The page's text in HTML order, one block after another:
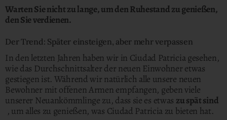
Warten Sie nicht zu lange, um den Ruhestand zu genießen,
den Sie verdienen.
Der Trend: Später einsteigen, aber mehr verpassen
In den letzten Jahren haben wir in Ciudad Patricia gesehen,
wie das Durchschnittsalter der neuen Einwohner etwas
gestiegen ist. Während wir natürlich alle unsere neuen
Bewohner mit offenen Armen empfangen, geben viele
unserer Neuankömmlinge zu, dass sie es etwas zu spät sind
, um alles zu genießen, was Ciudad Patricia zu bieten hat.